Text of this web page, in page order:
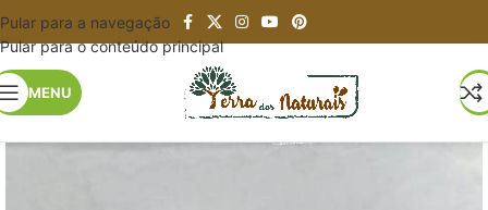
Pular para a navegação
Pular para o conteúdo principal
MENU